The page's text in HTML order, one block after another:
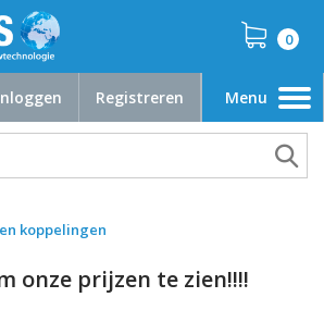
0
Registreren
Toggle
navigation
Menu
koppelingen
onze prijzen te zien!!!!